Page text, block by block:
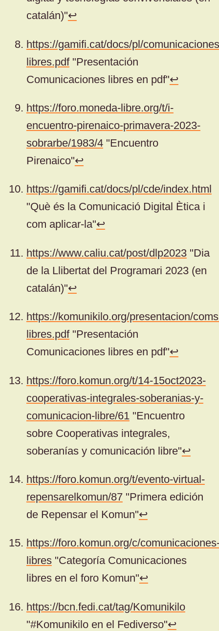
catalán)"↩
https://gamifi.cat/docs/pl/
libres.pdf"Presentación
Comunicaciones libres en pdf"↩
https://foro.moneda-libre.org/t/i-
encuentro-pirenaico-primavera-2023-
sobrarbe/1983/4"Encuentro
Pirenaico"↩
https://gamifi.cat/docs/pl/cde/index.html
"Què és la Comunicació Digital Ètica i
com aplicar-la"↩
https://www.caliu.cat/post/dlp2023"Dia
de la Llibertat del Programari 2023 (en
catalán)"↩
https://komunikilo.org/presentacion/
libres.pdf"Presentación
Comunicaciones libres en pdf"↩
https://foro.komun.org/t/14-15oct2023-
cooperativas-integrales-soberanias-y-
comunicacion-libre/61 "Encuentro
sobre Cooperativas integrales,
soberanías y comunicación libre"↩
https://foro.komun.org/t/evento-virtual-
repensarelkomun/87"Primera edición
de Repensar el Komun"↩
https://foro.komun.org/c/
libres"Categoría Comunicaciones
libres en el foro Komun"↩
https://bcn.fedi.cat/tag/Komunikilo
"#Komunikilo en el Fediverso"↩